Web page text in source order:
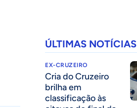
ÚLTIMAS NOTÍCIAS
EX-CRUZEIRO
Cria do Cruzeiro
brilha em
classificação às